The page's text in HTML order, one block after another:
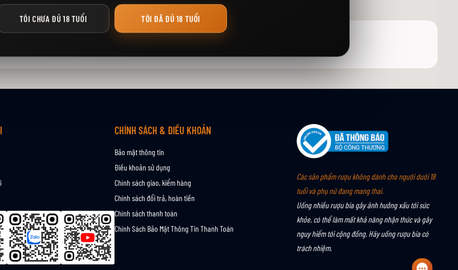
CHÍNH SÁCH & ĐIỀU KHOẢN
Bảo mật thông tin
Điều khoản sử dụng
Chính sách giao, kiểm hàng
Chính sách đổi trả, hoàn tiền
Chính sách thanh toán
Chính Sách Bảo Mật Thông Tin Thanh Toán
Các sản phẩm rượu không dành cho người dưới 18
tuổi và phụ nữ đang mang thai.
Uống nhiều rượu bia gây ảnh hưởng xấu tới sức
khỏe, có thể làm mất khả năng nhận thức và gây
nguy hiểm tới cộng đồng. Hãy uống rượu bia có
trách nhiệm.
TÔI CHƯA ĐỦ 18 TUỔI TÔI ĐÃ ĐỦ 18 TUỔI